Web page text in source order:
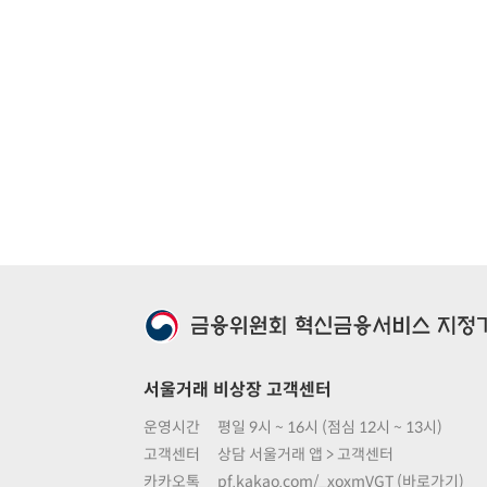
서울거래 비상장 고객센터
운영시간
평일 9시 ~ 16시 (점심 12시 ~ 13시)
고객센터
상담 서울거래 앱 > 고객센터
카카오톡
pf.kakao.com/_xoxmVGT (바로가기)